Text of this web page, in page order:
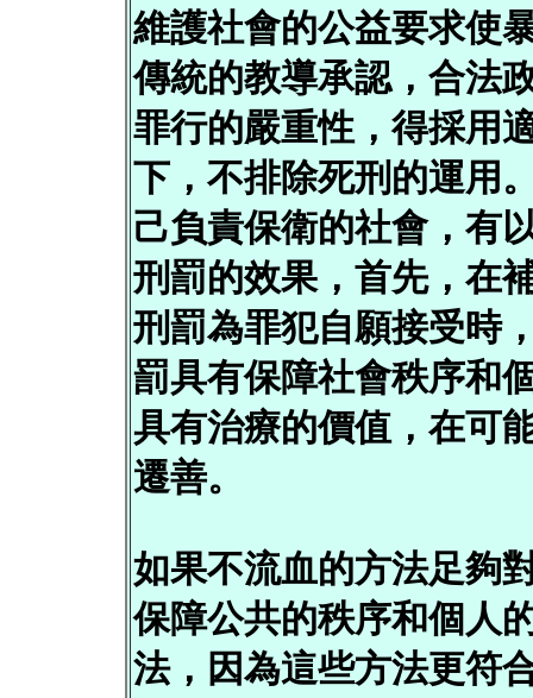
維護社會的公益要求使
傳統的教導承認，合法
罪行的嚴重性，得採用
下，不排除死刑的運用
己負責保衛的社會，有
刑罰的效果，首先，在
刑罰為罪犯自願接受時
罰具有保障社會秩序和
具有治療的價值，在可
遷善。
如果不流血的方法足夠
保障公共的秩序和個人
法，因為這些方法更符